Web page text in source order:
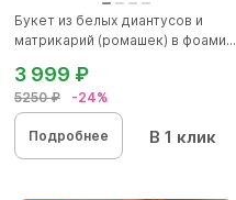
Букет из белых диантусов и
матрикарий (ромашек) в фоами...
5250 ₽ -24%
3 999 ₽
Подробнее В 1 клик